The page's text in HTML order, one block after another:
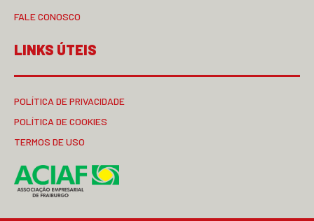
FALE CONOSCO
LINKS ÚTEIS
POLÍTICA DE PRIVACIDADE
POLÍTICA DE COOKIES
TERMOS DE USO